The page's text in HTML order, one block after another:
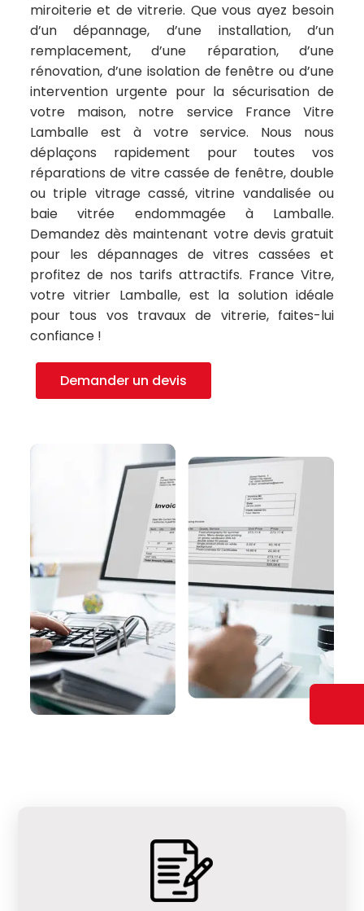
miroiterie et de vitrerie. Que vous ayez besoin
d’un dépannage, d’une installation, d’un
remplacement, d’une réparation, d’une
rénovation, d’une isolation de fenêtre ou d’une
intervention urgente pour la sécurisation de
votre maison, notre service France Vitre
Lamballe est à votre service. Nous nous
déplaçons rapidement pour toutes vos
réparations de vitre cassée de fenêtre, double
ou triple vitrage cassé, vitrine vandalisée ou
baie vitrée endommagée à Lamballe.
Demandez dès maintenant votre devis gratuit
pour les dépannages de vitres cassées et
profitez de nos tarifs attractifs. France Vitre,
votre vitrier Lamballe, est la solution idéale
pour tous vos travaux de vitrerie, faites-lui
confiance !
Demander un devis